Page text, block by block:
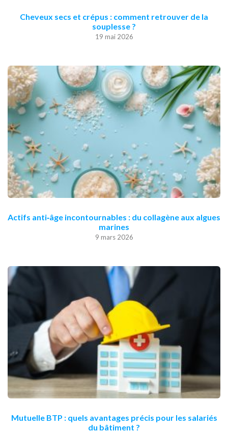
Cheveux secs et crépus : comment retrouver de la
souplesse ?
19 mai 2026
Actifs anti‑âge incontournables : du collagène aux algues
marines
9 mars 2026
Mutuelle BTP : quels avantages précis pour les salariés
du bâtiment ?